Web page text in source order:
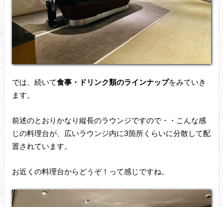
では、続いて食事・ドリンク類のラインナップをみていき
ます。
前述のとおりかなり縦長のラウンジですので・・こんな感
じの料理台が、広いラウンジ内に3箇所くらいに分散して配
置されています。
お近くの料理台からどうぞ！って感じですね。